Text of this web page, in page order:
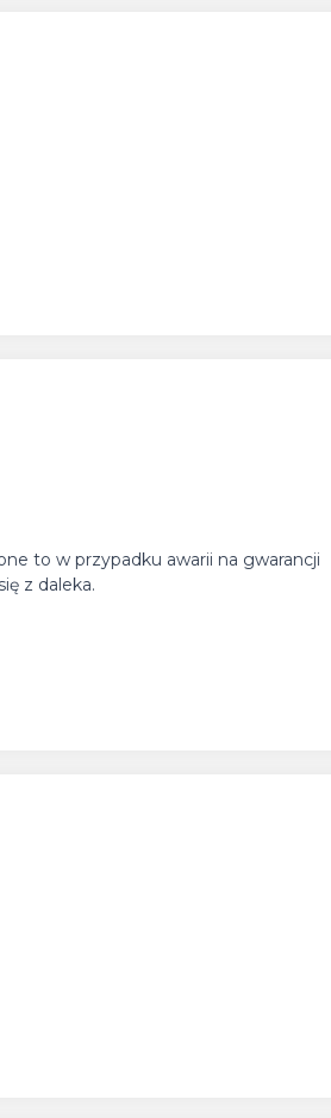
to w przypadku awarii na gwarancji
z daleka.